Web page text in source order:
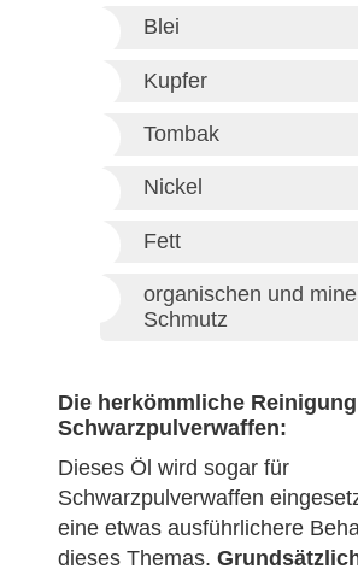
Blei
Kupfer
Tombak
Nickel
Fett
organischen und
Schmutz
Die herkömmliche
Schwarzpulverwaffen:
Dieses Öl wird sogar für
Schwarzpulverwaffen
eine etwas ausführlichere
dieses Themas.